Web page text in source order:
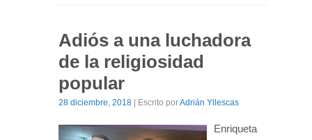
Adiós a una luchadora
de la religiosidad
popular
28 diciembre, 2018 | Escrito porAdrián Yllescas
Enriqueta